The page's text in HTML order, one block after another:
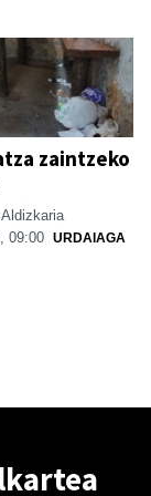
zaintzeko
Aldizkaria
09:00 URDAIAGA